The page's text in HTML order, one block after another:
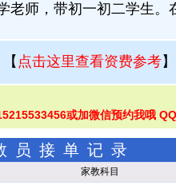
老师，带初一初二学生。
【 点击这里查看资费参考】
或加微信预约我哦
员接单记录
家教科目